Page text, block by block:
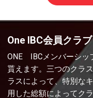
One IBC会員クラブ
ONE IBCメンバーシッ
貰えます。三つのクラ
ラスによって、特別な
用した総額によってク